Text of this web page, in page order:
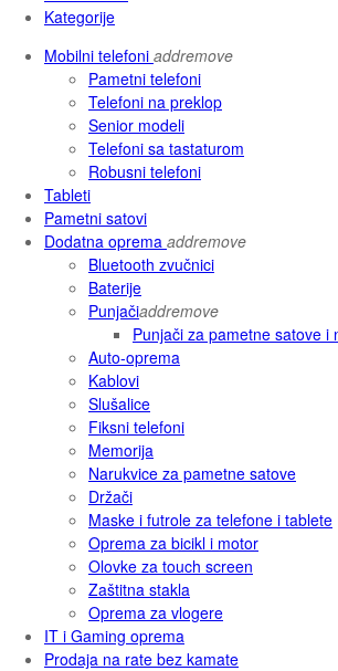
Kategorije
Mobilni telefoni addremove
Pametni telefoni
Telefoni na preklop
Senior modeli
Telefoni sa tastaturom
Robusni telefoni
Tableti
Pametni satovi
Dodatna oprema addremove
Bluetooth zvučnici
Baterije
Punjačiaddremove
Punjači za pametne satove i
Auto-oprema
Kablovi
Slušalice
Fiksni telefoni
Memorija
Narukvice za pametne satove
Držači
Maske i futrole za telefone i tablete
Oprema za bicikl i motor
Olovke za touch screen
Zaštitna stakla
Oprema za vlogere
IT i Gaming oprema
Prodaja na rate bez kamate